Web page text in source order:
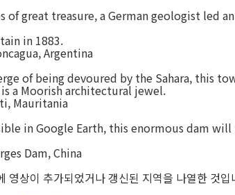
of great treasure, a German geologist led
in 1883.
Argentina
of being devoured by the Sahara, this
a Moorish architectural jewel.
Mauritania
in Google Earth, this enormous dam
Dam, China
영상이 추가되었거나 갱신된 지역을 나열한 것입